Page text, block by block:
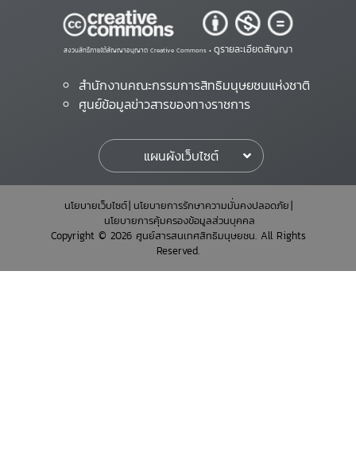
สงวนสิทธิ์ภายใต้สัญญาอนุญาต Creative Commons • ดูรายละเอียดสัญญา
สำนักงานคณะกรรมการสิทธิมนุษยชนแห่งชาติ
ศูนย์ข้อมูลข่าวสารของทางราชการ
แผนผังเว็บไซต์
นโยบายเว็บไซต์ นโยบายการรักษาความมั่นคงปลอดภัย
นโยบายการคุ้มครองข้อมูลส่วนบุคคล
Copyright © 2026 ศูนย์สารสนเทศสิทธิมนุษยชน. All Rights
Reserved.